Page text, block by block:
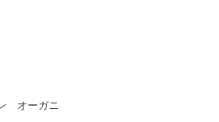
オーガニ